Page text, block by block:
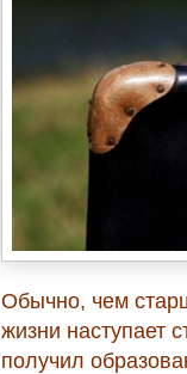
Обычно, чем
жизни наступает
получил